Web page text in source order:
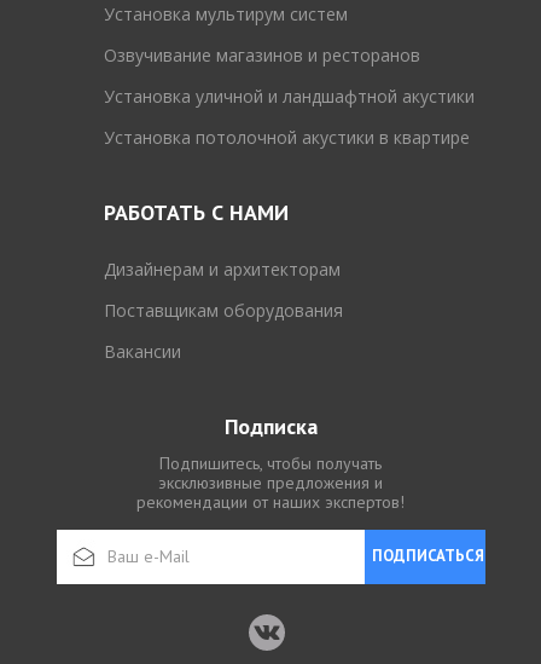
Установка мультирум систем
Озвучивание магазинов и ресторанов
Установка уличной и ландшафтной акустики
Установка потолочной акустики в квартире
РАБОТАТЬ С НАМИ
Дизайнерам и архитекторам
Поставщикам оборудования
Вакансии
Подписка
Подпишитесь, чтобы получать
эксклюзивные предложения и
рекомендации от наших экспертов!
ПОДПИСАТЬСЯ